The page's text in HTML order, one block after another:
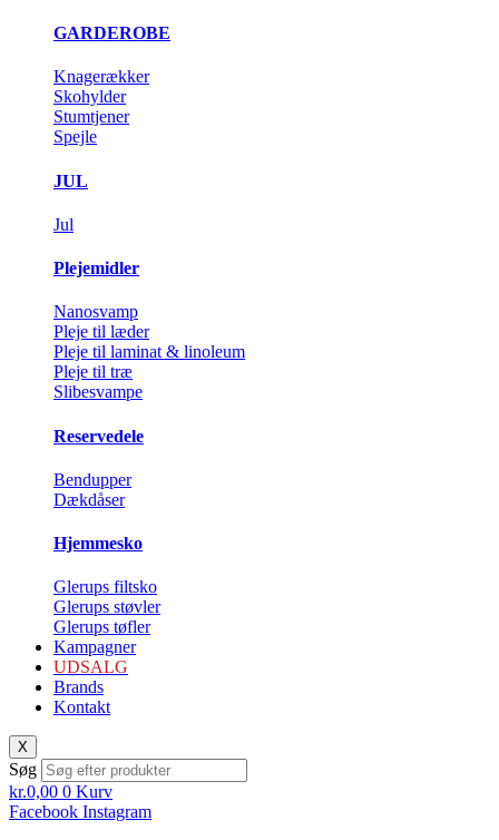
GARDEROBE
Knagerækker
Skohylder
Stumtjener
Spejle
JUL
Jul
Plejemidler
Nanosvamp
Pleje til læder
Pleje til laminat & linoleum
Pleje til træ
Slibesvampe
Reservedele
Bendupper
Dækdåser
Hjemmesko
Glerups filtsko
Glerups støvler
Glerups tøfler
Kampagner
UDSALG
Brands
Kontakt
X
Søg
kr.0,00 0 Kurv
Facebook Instagram